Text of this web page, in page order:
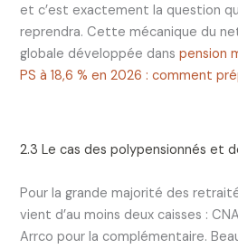
et c’est exactement la question
reprendra. Cette mécanique du
globale développée danspension
PS à 18,6 % en 2026 : comment
2.3 Le cas des polypensionnés et
Pour la grande majorité des
vient d’au moins deux caisses :
Arrco pour la complémentaire.